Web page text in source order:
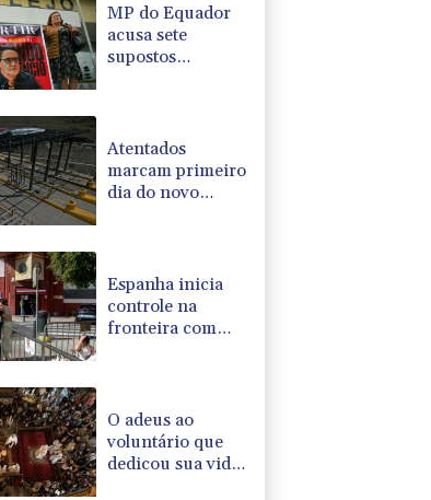
MP do Equador
acusa sete
supostos
Atentados
marcam primeiro
dia do novo
Espanha inicia
controle na
fronteira com
O adeus ao
voluntário que
dedicou sua vida